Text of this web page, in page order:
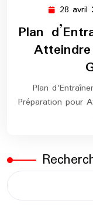
28 avril
Plan
Plan
Préparation pour